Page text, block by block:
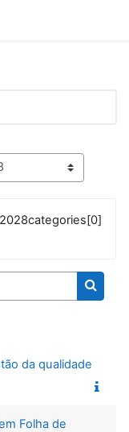
page
da qualidade
Folha de